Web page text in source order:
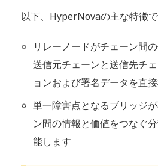
以下、HyperNovaの主な特徴で
リレーノードがチェーン間
送信元チェーンと送信先チ
ョンおよび署名データを直
単一障害点となるブリッジ
ン間の情報と価値をつなぐ
能します